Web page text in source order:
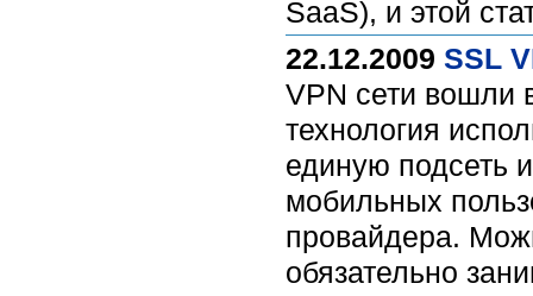
SaaS), и этой
22.12.2009 SSL
VPN сети вошли
технология
единую подсеть
мобильных
провайдера.
обязательно